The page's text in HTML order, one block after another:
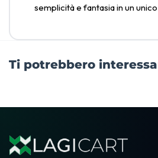
semplicità e fantasia in un
Ti potrebbero